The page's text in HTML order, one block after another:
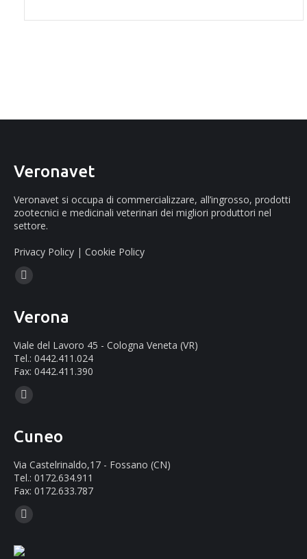
Veronavet
Veronavet si occupa di commercializzare, all’ingrosso, prodotti
zootecnici e medicinali veterinari dei migliori produttori nel
settore.
Privacy Policy | Cookie Policy
Ci puoi trovare su:
Facebook
opens
new
window
Verona
Viale del Lavoro 45 - Cologna Veneta (VR)
Tel.: 0442.411.024
Fax: 0442.411.390
Ci puoi trovare su:
Mail
opens
new
window
Cuneo
Via Castelrinaldo,17 - Fossano (CN)
Tel.: 0172.634.911
Fax: 0172.633.787
Ci puoi trovare su:
Mail